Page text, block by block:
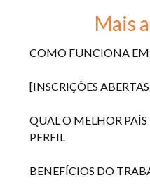
Mais
COMO FUNCIONA EM
[INSCRIÇÕES
QUAL O MELHOR
PERFIL
BENEFÍCIOS DO